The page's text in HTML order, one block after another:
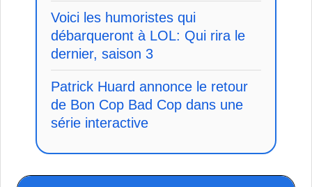
Voici les humoristes qui
débarqueront à LOL: Qui rira le
dernier, saison 3
Patrick Huard annonce le retour
de Bon Cop Bad Cop dans une
série interactive